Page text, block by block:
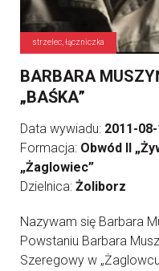
strzelec, łączniczka
BARBARA
„BAŚKA”
Data wywiadu: 2011-
Formacja: Obwód II
„Żaglowiec”
Dzielnica: Żoliborz
Nazywam się Barbara
Powstaniu Barbara
Szeregowy w